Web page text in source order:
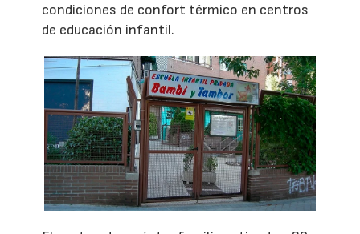
condiciones de confort térmico en centros
de educación infantil.